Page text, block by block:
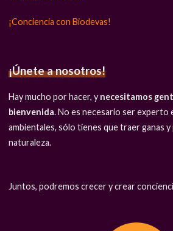
¡Conciencia con Biodevas!
¡Únete a nosotros!
Hay mucho por hacer, y necesitamos
bienvenida. No es necesario ser experto
ambientales, sólo tienes que traer ganas y
naturaleza.
Juntos, podremos crecer y crear